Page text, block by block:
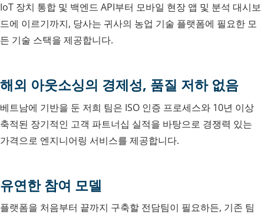
IoT 장치 통합 및 백엔드 API부터 모바일 현장 앱 및 분석 대시보
드에 이르기까지, 당사는 귀사의 농업 기술 플랫폼에 필요한 모
든 기술 스택을 제공합니다.
해외 아웃소싱의 경제성, 품질 저하 없음
베트남에 기반을 둔 저희 팀은 ISO 인증 프로세스와 10년 이상
축적된 장기적인 고객 파트너십 실적을 바탕으로 경쟁력 있는
가격으로 엔지니어링 서비스를 제공합니다.
유연한 참여 모델
플랫폼을 처음부터 끝까지 구축할 전담팀이 필요하든, 기존 팀